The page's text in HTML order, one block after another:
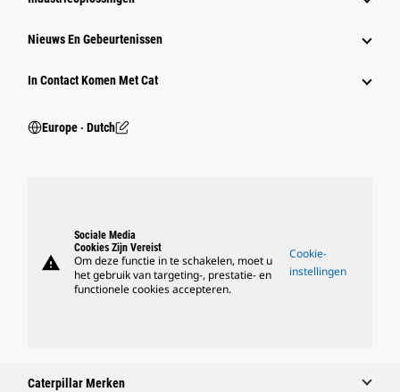
Nieuws En Gebeurtenissen
In Contact Komen Met Cat
Europe ‧ Dutch
warning
Sociale Media
Cookies Zijn Vereist
Om deze functie in te schakelen, moet u
het gebruik van targeting-, prestatie- en
functionele cookies accepteren.
Cookie-
instellingen
Caterpillar Merken